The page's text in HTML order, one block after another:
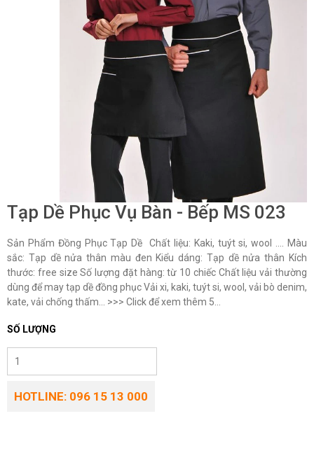
Tạp Dề Phục Vụ Bàn - Bếp MS 023
Sản Phẩm Đồng Phục Tạp Dề Chất liệu: Kaki, tuýt si, wool …. Màu
sắc: Tạp dề nửa thân màu đen Kiểu dáng: Tạp dề nửa thân Kích
thước: free size Số lượng đặt hàng: từ 10 chiếc Chất liệu vải thường
dùng để may tạp dề đồng phục Vải xi, kaki, tuýt si, wool, vải bò denim,
kate, vải chống thấm... >>> Click để xem thêm 5...
SỐ LƯỢNG
HOTLINE: 096 15 13 000